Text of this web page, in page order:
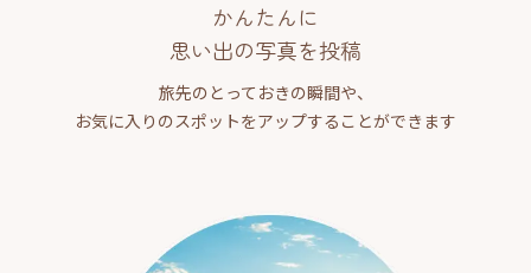
かんたんに
思い出の写真を投稿
旅先のとっておきの瞬間や、
お気に入りのスポットをアップすることができます